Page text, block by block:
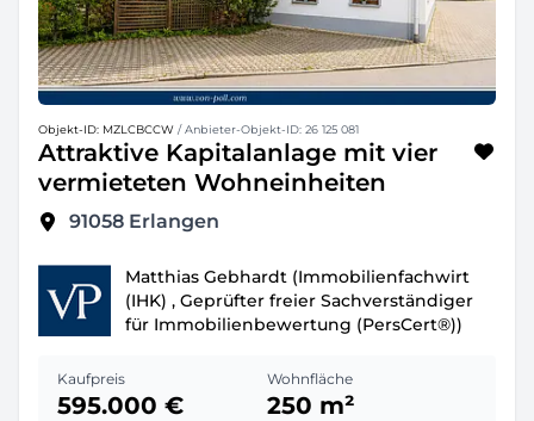
Objekt-ID: MZLCBCCW / Anbieter-Objekt-ID: 26 125 081
Attraktive Kapitalanlage mit vier
vermieteten Wohneinheiten
91058 Erlangen
Matthias Gebhardt (Immobilienfachwirt
(IHK) , Geprüfter freier Sachverständiger
für Immobilienbewertung (PersCert®))
Kaufpreis
595.000 €
Wohnfläche
250 m²